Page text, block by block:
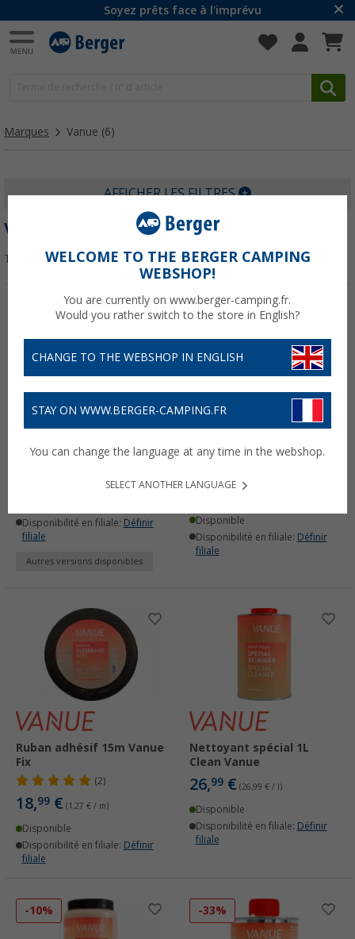
Soyez prêts face à l'imprévu
Marques Vanue (6)
AFFICHER LES FILTRES
VANUE
Trier par :
Panneau isolant Insulate
Vanue
Disponibilité en filiale: Définir
filiale
Autres versions disponibles
Panneau isolation
acoustique 2 mm Mute
Disponible
Disponibilité en filiale: Définir
filiale
Ruban adhésif 15m Vanue
Fix
(2)
18,99 € (1,27 € / m)
Disponible
Disponibilité en filiale: Définir
filiale
Nettoyant spécial 1L
Clean Vanue
26,99 € (26,99 € / l)
Disponible
Disponibilité en filiale: Définir
filiale
-10% -33%
WELCOME TO THE BERGER CAMPING
WEBSHOP!
You are currently on www.berger-camping.fr.
Would you rather switch to the store in English?
CHANGE TO THE WEBSHOP IN ENGLISH
STAY ON WWW.BERGER-CAMPING.FR
You can change the language at any time in the webshop.
SELECT ANOTHER LANGUAGE